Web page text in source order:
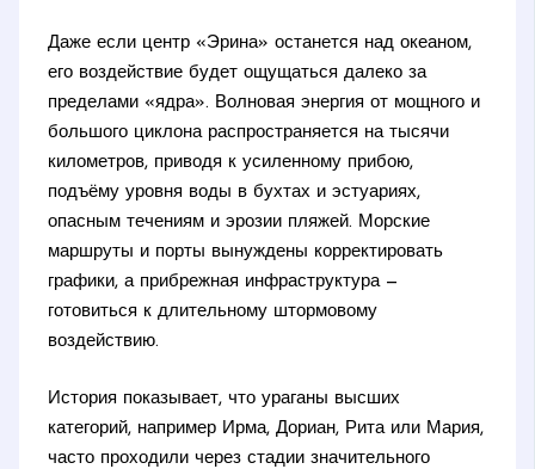
Даже если центр «Эрина» останется над океаном,
его воздействие будет ощущаться далеко за
пределами «ядра». Волновая энергия от мощного и
большого циклона распространяется на тысячи
километров, приводя к усиленному прибою,
подъёму уровня воды в бухтах и эстуариях,
опасным течениям и эрозии пляжей. Морские
маршруты и порты вынуждены корректировать
графики, а прибрежная инфраструктура —
готовиться к длительному штормовому
воздействию.
История показывает, что ураганы высших
категорий, например Ирма, Дориан, Рита или Мария,
часто проходили через стадии значительного